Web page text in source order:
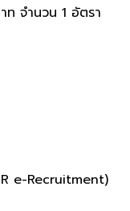
ท จำนวน 1 อัตรา
e-Recruitment)